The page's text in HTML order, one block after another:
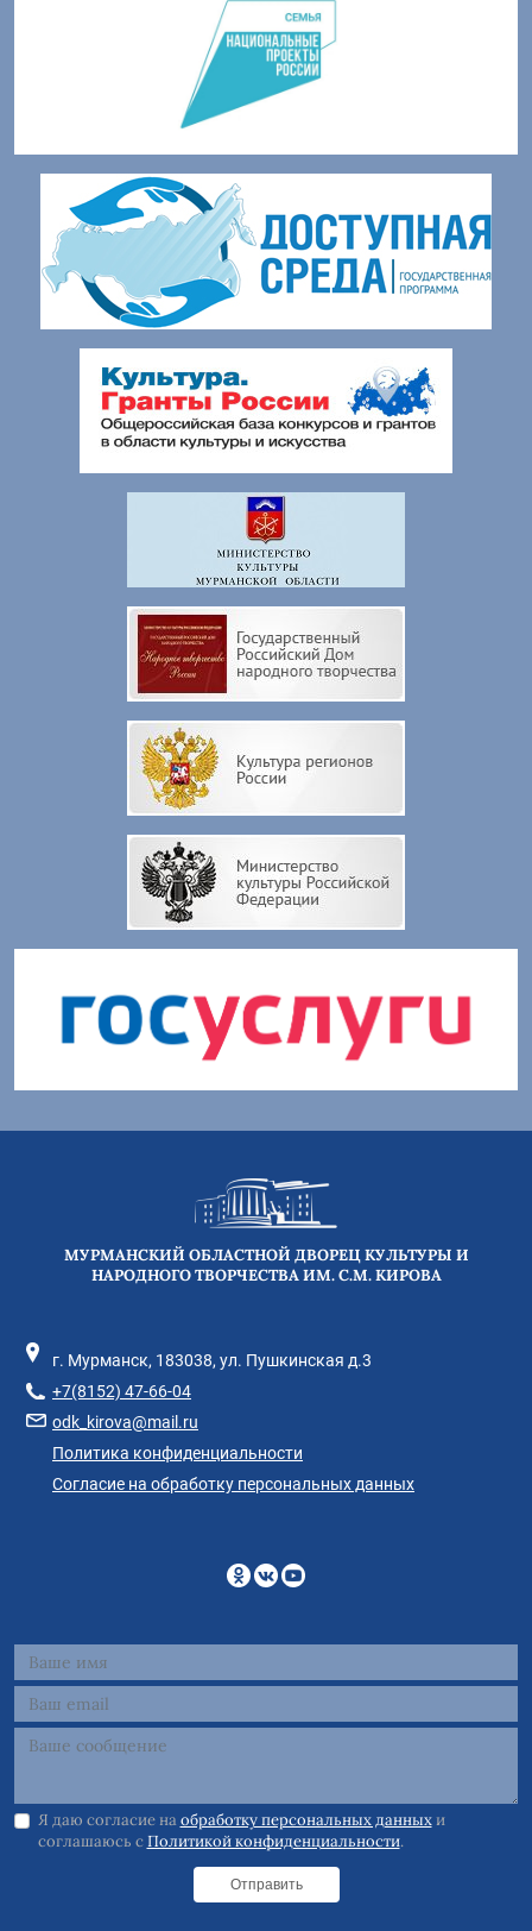
МУРМАНСКИЙ ОБЛАСТНОЙ ДВОРЕЦ КУЛЬТУРЫ И
НАРОДНОГО ТВОРЧЕСТВА ИМ. С.М. КИРОВА
г. Мурманск, 183038, ул. Пушкинская д.3
+7(8152) 47-66-04
odk_kirova@mail.ru
Политика конфиденциальности
Согласие на обработку персональных данных
Я даю согласие наобработку персональных данныхи
соглашаюсь сПолитикой конфиденциальности.
Отправить